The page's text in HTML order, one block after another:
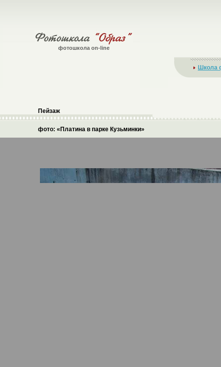
фотошкола on-line
Школа
Пейзаж
фото: «Платина в парке Кузьминки»